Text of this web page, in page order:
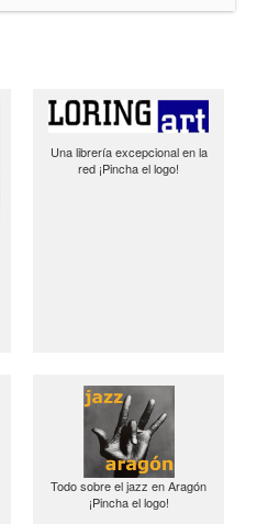
Una librería excepcional en la
red ¡Pincha el logo!
Todo sobre el jazz en Aragón
¡Pincha el logo!